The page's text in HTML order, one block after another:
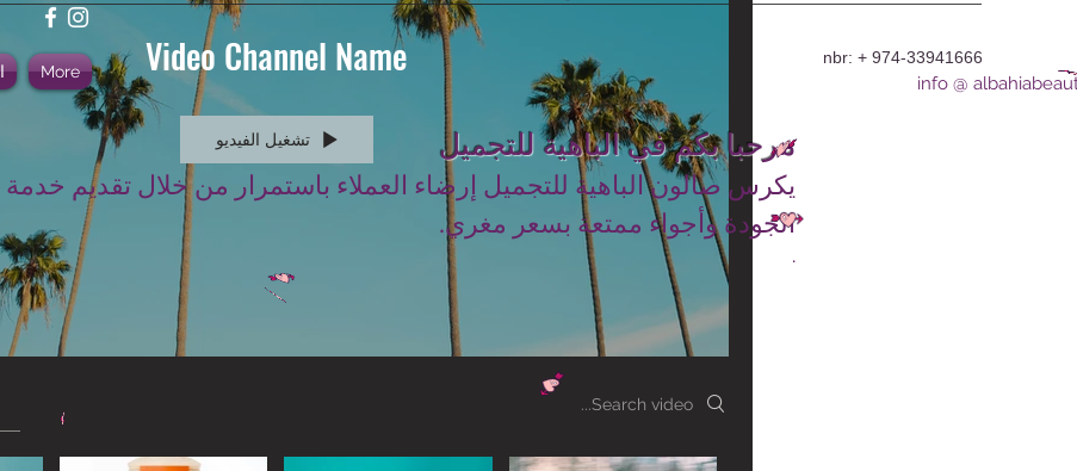
More
nbr: + 974-33941666
info @
مرحبا بكم في الباهية للتجميل
يكرس صالون الباهية للتجميل إرضاء العملاء باستمرار من خلال تقديم
الجودة وأجواء ممتعة بسعر مغري.
.
Video Channel Name
تشغيل الفيديو
Search videos